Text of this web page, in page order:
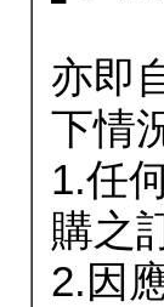
亦即
下情
1.任
購之
2.因